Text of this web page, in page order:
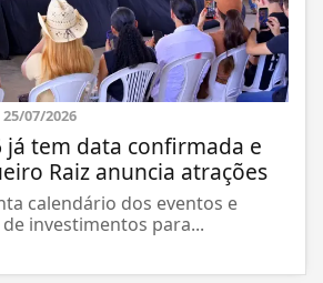
25/07/2026
já tem data confirmada e
Raiz anuncia atrações
calendário dos eventos e
investimentos para...